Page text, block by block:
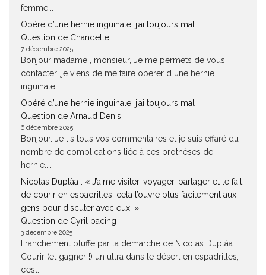
femme...
Opéré d’une hernie inguinale, j’ai toujours mal !
Question de Chandelle
7 décembre 2025
Bonjour madame , monsieur, Je me permets de vous
contacter ,je viens de me faire opérer d une hernie
inguinale....
Opéré d’une hernie inguinale, j’ai toujours mal !
Question de Arnaud Denis
6 décembre 2025
Bonjour. Je lis tous vos commentaires et je suis effaré du
nombre de complications liée à ces prothèses de
hernie....
Nicolas Duplàa : « J’aime visiter, voyager, partager et le fait
de courir en espadrilles, cela t’ouvre plus facilement aux
gens pour discuter avec eux. »
Question de Cyril pacing
3 décembre 2025
Franchement bluffé par la démarche de Nicolas Duplàa.
Courir (et gagner !) un ultra dans le désert en espadrilles,
c’est...